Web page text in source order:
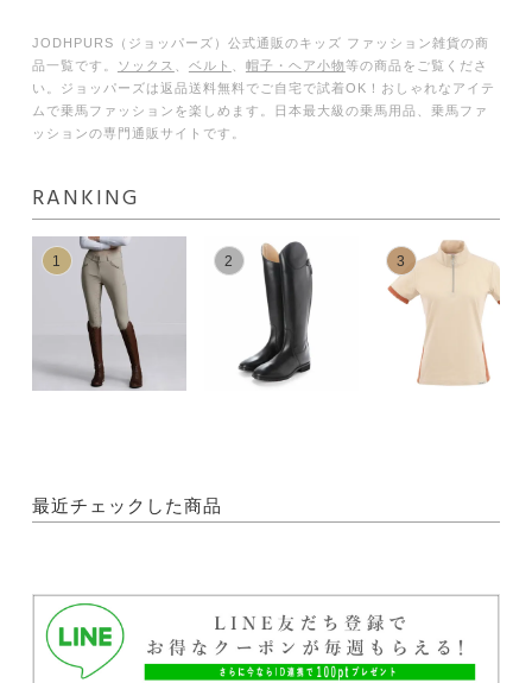
JODHPURS（ジョッパーズ）公式通販のキッズ ファッション雑貨の商
品一覧です。 ソックス ベルト 帽子・ヘア小物等の商品をご覧くださ
い。ジョッパーズは返品送料無料でご自宅で試着OK！おしゃれなアイテ
ムで乗馬ファッションを楽しめます。日本最大級の乗馬用品、乗馬ファ
ッションの専門通販サイトです。
RANKING
1 2 3
最近チェックした商品